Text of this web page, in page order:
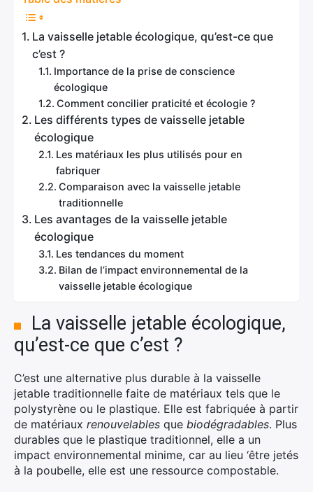
La vaisselle jetable écologique, qu’est-ce que
c’est ?
Importance de la prise de conscience
écologique
Comment concilier praticité et écologie ?
Les différents types de vaisselle jetable
écologique
Les matériaux les plus utilisés pour en
fabriquer
Comparaison avec la vaisselle jetable
traditionnelle
Les avantages de la vaisselle jetable
écologique
Les tendances du moment
Bilan de l’impact environnemental de la
vaisselle jetable écologique
La vaisselle jetable écologique,
qu’est-ce que c’est ?
C’est une alternative plus durable à la vaisselle
jetable traditionnelle faite de matériaux tels que le
polystyrène ou le plastique. Elle est fabriquée à partir
de matériaux renouvelables que biodégradables. Plus
durables que le plastique traditionnel, elle a un
impact environnemental minime, car au lieu ‘être jetés
à la poubelle, elle est une ressource compostable.